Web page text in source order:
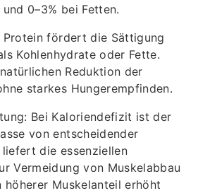
0–3% bei Fetten.
fördert die Sättigung
Kohlenhydrate oder Fette.
Reduktion der
starkes Hungerempfinden.
Bei Kaloriendefizit ist der
von entscheidender
die essenziellen
Vermeidung von Muskelabbau
höherer Muskelanteil erhöht